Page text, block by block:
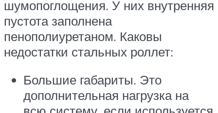
шумопоглощения. У них внутренняя
пустота заполнена
пенополиуретаном. Каковы
недостатки стальных роллет:
Большие габариты. Это
дополнительная нагрузка на